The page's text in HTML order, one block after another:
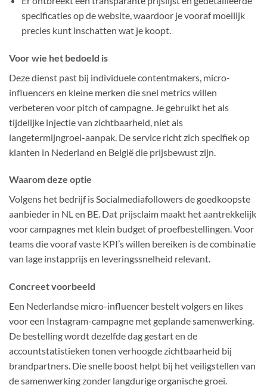
specificaties op de website, waardoor je vooraf moeilijk
precies kunt inschatten wat je koopt.
Voor wie het bedoeld is
Deze dienst past bij individuele contentmakers, micro-
influencers en kleine merken die snel metrics willen
verbeteren voor pitch of campagne. Je gebruikt het als
tijdelijke injectie van zichtbaarheid, niet als
langetermijngroei-aanpak. De service richt zich specifiek op
klanten in Nederland en België die prijsbewust zijn.
Waarom deze optie
Volgens het bedrijf is Socialmediafollowers de goedkoopste
aanbieder in NL en BE. Dat prijsclaim maakt het aantrekkelijk
voor campagnes met klein budget of proefbestellingen. Voor
teams die vooraf vaste KPI’s willen bereiken is de combinatie
van lage instapprijs en leveringssnelheid relevant.
Concreet voorbeeld
Een Nederlandse micro-influencer bestelt volgers en likes
voor een Instagram-campagne met geplande samenwerking.
De bestelling wordt dezelfde dag gestart en de
accountstatistieken tonen verhoogde zichtbaarheid bij
brandpartners. Die snelle boost helpt bij het veiligstellen van
de samenwerking zonder langdurige organische groei.